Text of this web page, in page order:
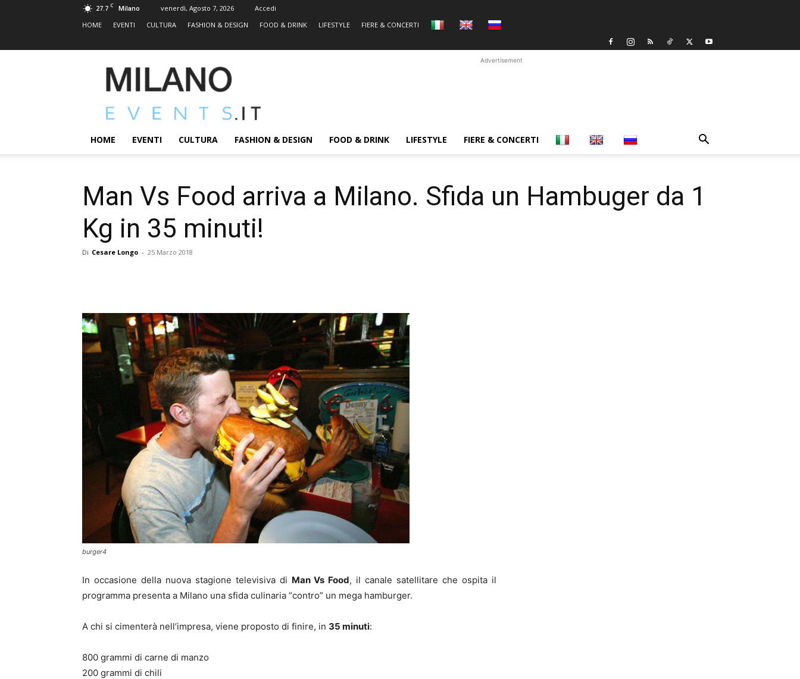
27.7 C Milano venerdì, Agosto 7, 2026
Accedi
HOME
EVENTI CULTURA FASHION & DESIGN FOOD & DRINK LIFESTYLE FIERE & CONCERTI
MILANOEVENTS.IT
|
2.0
ed
Eventi
Advertisement
HOME EVENTI CULTURA FASHION & DESIGN FOOD & DRINK LIFESTYLE FIERE & CONCERTI
Man Vs Food arriva a Milano. Sfida un Hambuger da 1
Kg in 35 minuti!
Di Cesare Longo - 25 Marzo 2018
burger4
In occasione della nuova stagione televisiva di Man Vs Food, il canale satellitare che ospita il
programma presenta a Milano una sfida culinaria “contro” un mega hamburger.
A chi si cimenterà nell’impresa, viene proposto di finire, in 35 minuti:
800 grammi di carne di manzo
200 grammi di chili